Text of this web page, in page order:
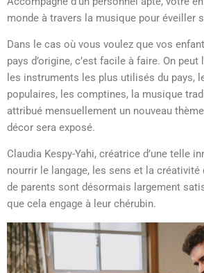
monde à travers la musique pour éveiller
Dans le cas où vous voulez que vos
pays d’origine, c’est facile à faire. On
les instruments les plus utilisés du pays,
populaires, les comptines, la musique
attribué mensuellement un nouveau
décor sera exposé.
Claudia Kespy-Yahi, créatrice d’une telle
nourrir le langage, les sens et la créativité
de parents sont désormais largement
que cela engage à leur chérubin.